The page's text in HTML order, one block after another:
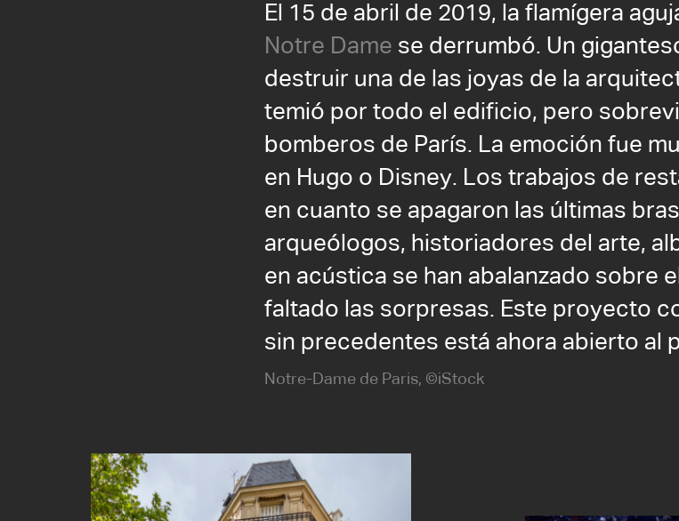
El 15 de abril de 2019, la flamígera
Notre Dame se derrumbó. Un
destruir una de las joyas de la
temió por todo el edificio, pero
bomberos de París. La emoción fue
en Hugo o Disney. Los trabajos de
en cuanto se apagaron las últimas
arqueólogos, historiadores del arte,
en acústica se han abalanzado sobre
faltado las sorpresas. Este proyecto
sin precedentes está ahora abierto al
Notre-Dame de Paris, ©iStock